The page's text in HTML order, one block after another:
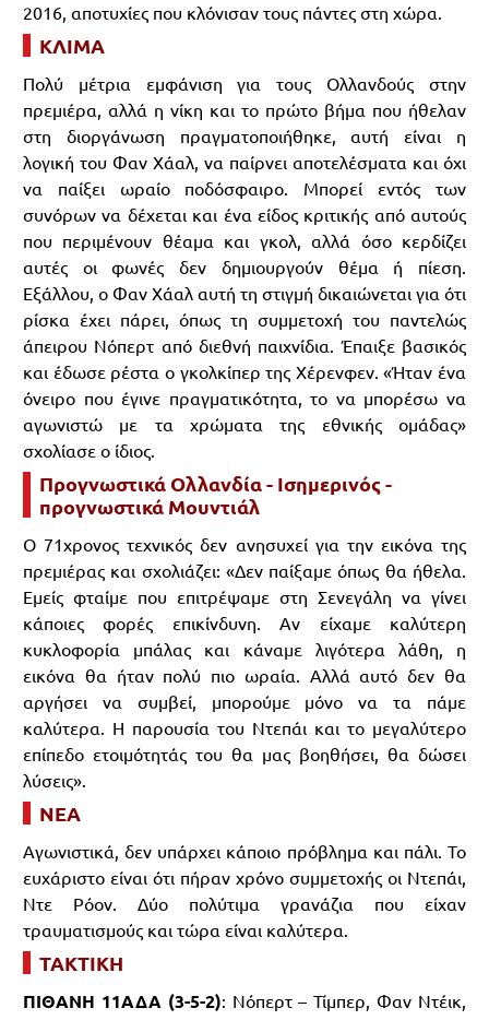
2016, αποτυχίες που κλόνισαν τους πάντες στη χώρα.
ΚΛΙΜΑ
Πολύ μέτρια εμφάνιση για τους Ολλανδούς στην
πρεμιέρα, αλλά η νίκη και το πρώτο βήμα που ήθελαν
στη διοργάνωση πραγματοποιήθηκε, αυτή είναι η
λογική του Φαν Χάαλ, να παίρνει αποτελέσματα και όχι
να παίξει ωραίο ποδόσφαιρο. Μπορεί εντός των
συνόρων να δέχεται και ένα είδος κριτικής από αυτούς
που περιμένουν θέαμα και γκολ, αλλά όσο κερδίζει
αυτές οι φωνές δεν δημιουργούν θέμα ή πίεση.
Εξάλλου, ο Φαν Χάαλ αυτή τη στιγμή δικαιώνεται για ότι
ρίσκα έχει πάρει, όπως τη συμμετοχή του παντελώς
άπειρου Νόπερτ από διεθνή παιχνίδια. Έπαιξε βασικός
και έδωσε ρέστα ο γκολκίπερ της Χέρενφεν. «Ήταν ένα
όνειρο που έγινε πραγματικότητα, το να μπορέσω να
αγωνιστώ με τα χρώματα της εθνικής ομάδας»
σχολίασε ο ίδιος.
Προγνωστικά Ολλανδία - Ισημερινός -
προγνωστικά Μουντιάλ
Ο 71χρονος τεχνικός δεν ανησυχεί για την εικόνα της
πρεμιέρας και σχολιάζει: «Δεν παίξαμε όπως θα ήθελα.
Εμείς φταίμε που επιτρέψαμε στη Σενεγάλη να γίνει
κάποιες φορές επικίνδυνη. Αν είχαμε καλύτερη
κυκλοφορία μπάλας και κάναμε λιγότερα λάθη, η
εικόνα θα ήταν πολύ πιο ωραία. Αλλά αυτό δεν θα
αργήσει να συμβεί, μπορούμε μόνο να τα πάμε
καλύτερα. Η παρουσία του Ντεπάι και το μεγαλύτερο
επίπεδο ετοιμότητάς του θα μας βοηθήσει, θα δώσει
λύσεις».
ΝΕΑ
Αγωνιστικά, δεν υπάρχει κάποιο πρόβλημα και πάλι. Το
ευχάριστο είναι ότι πήραν χρόνο συμμετοχής οι Ντεπάι,
Ντε Ρόον. Δύο πολύτιμα γρανάζια που είχαν
τραυματισμούς και τώρα είναι καλύτερα.
ΤΑΚΤΙΚΗ
ΠΙΘΑΝΗ 11ΑΔΑ (3-5-2): Νόπερτ – Τίμπερ, Φαν Ντέικ,